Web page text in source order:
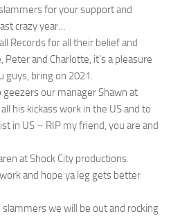
for your support and
crazy year…
Records for all their belief and
and Charlotte, it’s a pleasure
guys, bring on 2021.
our manager Shawn at
his kickass work in the US and to
in US – RIP my friend, you are and
at Shock City productions.
and hope ya leg gets better
we will be out and rocking